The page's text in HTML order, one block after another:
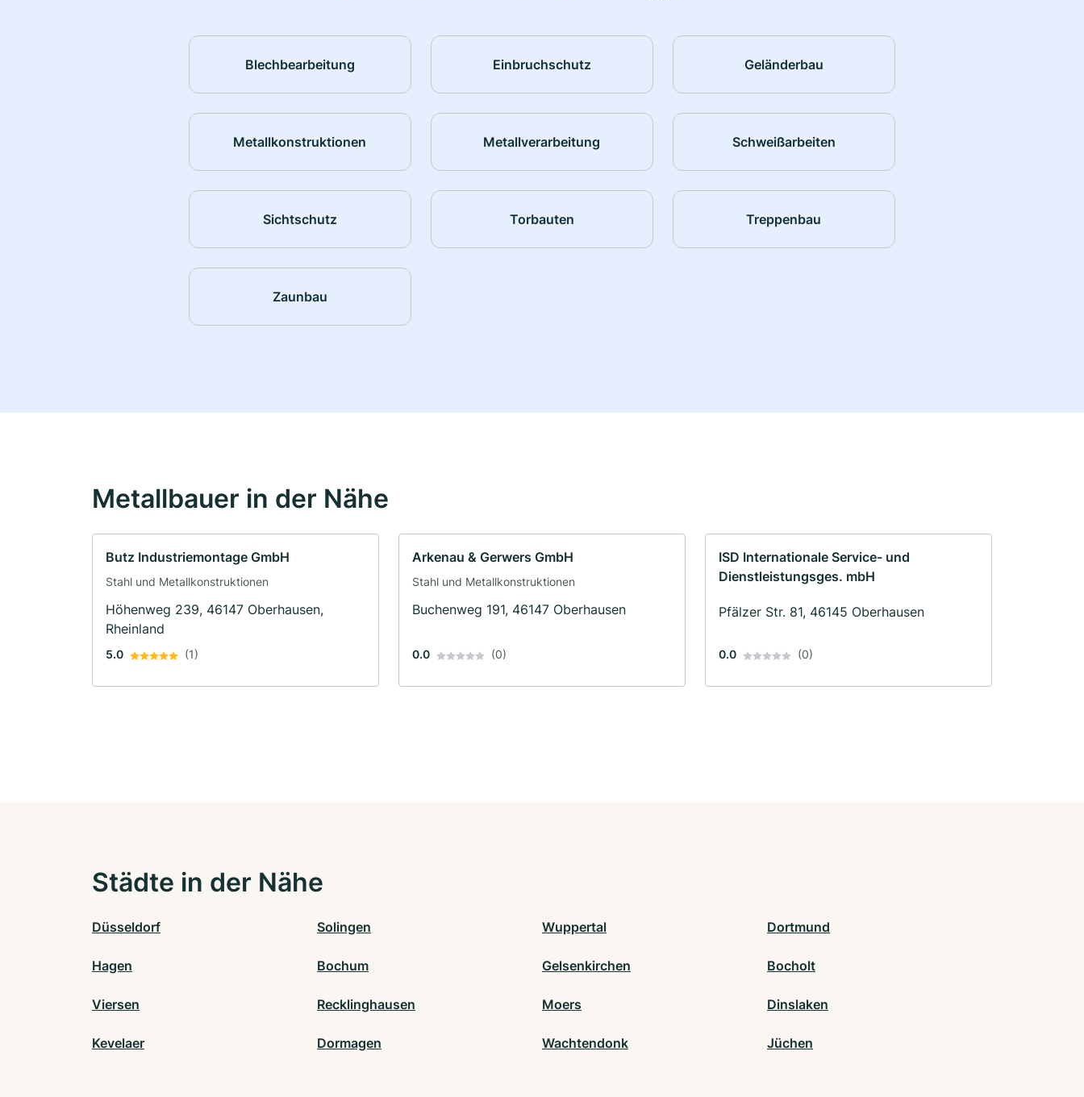
Blechbearbeitung Einbruchschutz Geländerbau
Metallkonstruktionen Metallverarbeitung Schweißarbeiten
Sichtschutz Torbauten Treppenbau
Zaunbau
Metallbauer in der Nähe
Butz Industriemontage GmbH
Stahl und Metallkonstruktionen
Höhenweg 239, 46147 Oberhausen,
Rheinland
5.0 (1)
Arkenau & Gerwers GmbH
Stahl und Metallkonstruktionen
Buchenweg 191, 46147 Oberhausen
0.0 (0)
ISD Internationale Service- und
Dienstleistungsges. mbH
Pfälzer Str. 81, 46145 Oberhausen
0.0 (0)
Städte in der Nähe
Düsseldorf Solingen Wuppertal Dortmund
Hagen Bochum Gelsenkirchen Bocholt
Viersen Recklinghausen Moers Dinslaken
Kevelaer Dormagen Wachtendonk Jüchen